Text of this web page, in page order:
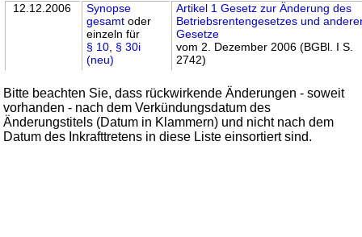
12.12.2006
Synopse
gesamt oder
einzeln für
§ 10 § 30i
(neu)
Artikel 1 Gesetz zur Änderung des
Betriebsrentengesetzes und
Gesetze
vom 2. Dezember 2006 (BGBl. I S.
2742)
Bitte beachten Sie, dass rückwirkende Änderungen - soweit
vorhanden - nach dem Verkündungsdatum des
Änderungstitels (Datum in Klammern) und nicht nach dem
Datum des Inkrafttretens in diese Liste einsortiert sind.